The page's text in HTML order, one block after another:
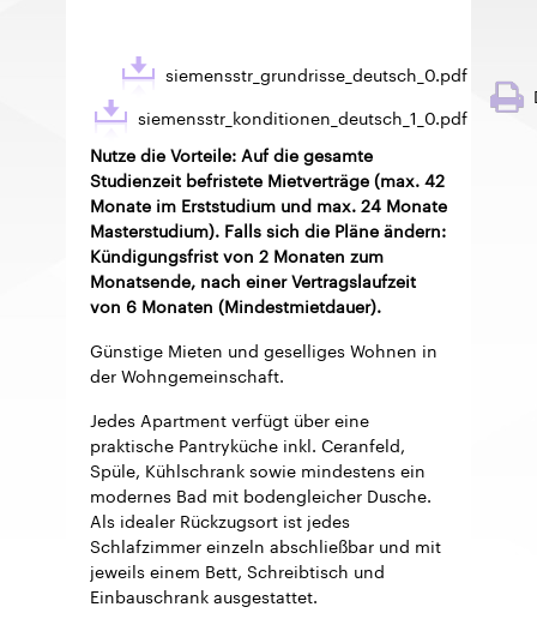
siemensstr_grundrisse_deutsch_0.pdf
siemensstr_konditionen_deutsch_1_0.pdf
Nutze die Vorteile: Auf die gesamte
Studienzeit befristete Mietverträge (max. 42
Monate im Erststudium und max. 24 Monate
Masterstudium). Falls sich die Pläne ändern:
Kündigungsfrist von 2 Monaten zum
Monatsende, nach einer Vertragslaufzeit
von 6 Monaten (Mindestmietdauer).
Günstige Mieten und geselliges Wohnen in
der Wohngemeinschaft.
Jedes Apartment verfügt über eine
praktische Pantryküche inkl. Ceranfeld,
Spüle, Kühlschrank sowie mindestens ein
modernes Bad mit bodengleicher Dusche.
Als idealer Rückzugsort ist jedes
Schlafzimmer einzeln abschließbar und mit
jeweils einem Bett, Schreibtisch und
Einbauschrank ausgestattet.